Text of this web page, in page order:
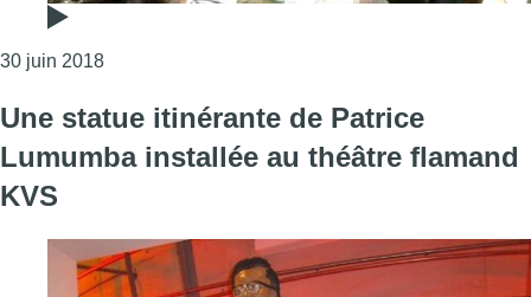
30 juin 2018Consulter l'article "Le nouveau square Lumumba
Une statue itinérante de Patrice
Lumumba installée au théâtre flamand
KVS